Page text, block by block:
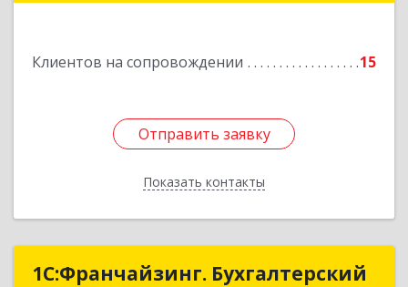
Клиентов на сопровождении 15
Отправить заявку
Показать контакты
Отправить заявку
Назад
1С:Франчайзинг. Бухгалтерский
1С:Франчайзинг. Бухгалтерский